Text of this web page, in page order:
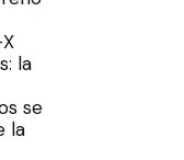
la
se
la